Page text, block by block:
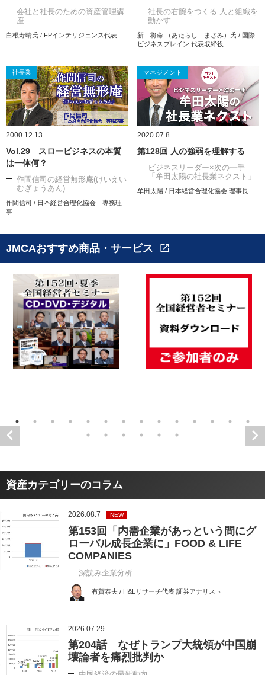
会社と社長のための資産管理講
座
白根寿晴氏 / FPインテリジェンス代表
社長の右腕をつくる 人と組織を
動かす
新 将命 （あたらし まさみ）氏 / 国際
ビジネスブレイン 代表取締役
社長業
2000.12.13
Vol.29 スロービジネスの本質
は一体何？
作間信司の経営無形庵(けいえい
むぎょうあん)
作間信司 / 日本経営合理化協会 専務理
事
マネジメント
2020.07.8
第128回 人の強弱を理解する
ビジネスリーダー×次の一手
「牟田太陽の社長業ネクスト」
牟田太陽 / 日本経営合理化協会 理事長
JMCAおすすめ商品・サービス open_in_new
資産カテゴリーのコラム
2026.08.7 NEW
第153回「内需企業があっという間にグ
ローバル成長企業に」FOOD & LIFE
COMPANIES
深読み企業分析
有賀泰夫 / H&Lリサーチ代表 証券アナリスト
2026.07.29
第204話 なぜトランプ大統領が中国崩
壊論者を痛烈批判か